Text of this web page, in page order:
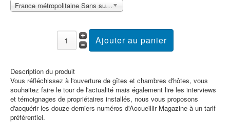
France métropolitaine Sans surcoût
Description du produit
Vous réfléchissez à l'ouverture de gîtes et chambres d'hôtes, vous
souhaitez faire le tour de l'actualité mais également lire les interviews
et témoignages de propriétaires installés, nous vous proposons
d'acquérir les douze derniers numéros d'Accueillir Magazine à un tarif
préférentiel.